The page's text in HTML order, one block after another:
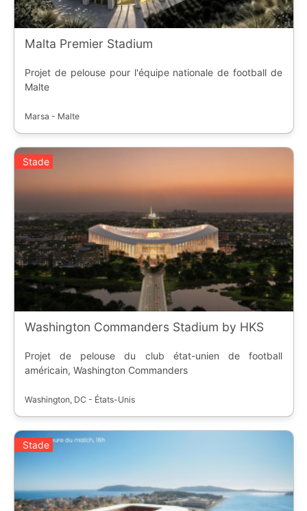
Malta Premier Stadium
Projet de pelouse pour l'équipe nationale de football de
Malte
Marsa - Malte
Stade
Washington Commanders Stadium by HKS
Projet de pelouse du club état-unien de football
américain, Washington Commanders
Washington, DC - États-Unis
Stade